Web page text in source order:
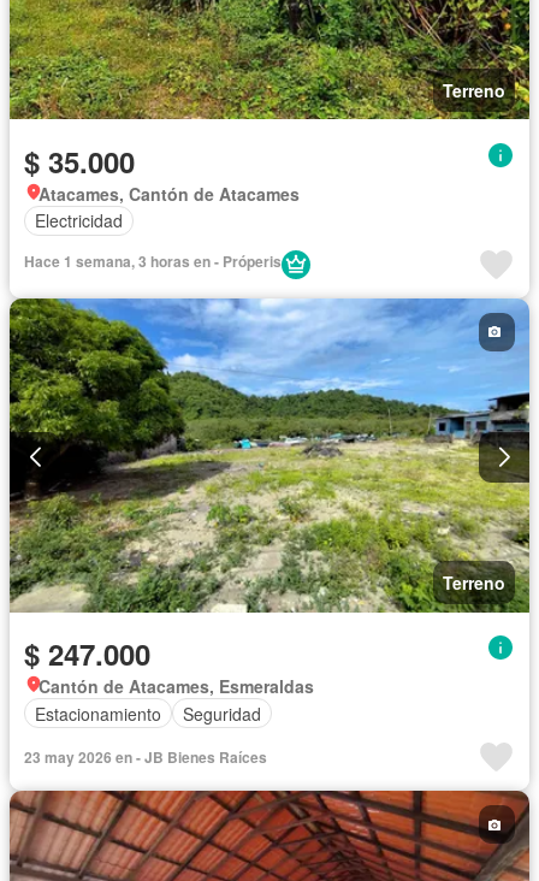
Terreno
$ 35.000
Atacames, Cantón de Atacames
Electricidad
Hace 1 semana, 3 horas en - Próperis
Terreno
$ 247.000
Cantón de Atacames, Esmeraldas
Estacionamiento
Seguridad
23 may 2026 en - JB Bienes Raíces